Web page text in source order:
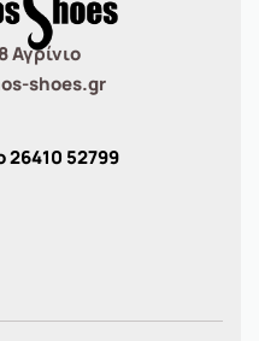
Αγρίνιο
shoes.gr
26410 52799